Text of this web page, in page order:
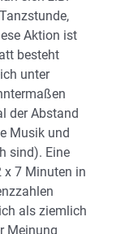
Aktion ist
besteht
unter
der Abstand
Musik und
sind). Eine
x 7 Minuten in
als ziemlich
Meinung